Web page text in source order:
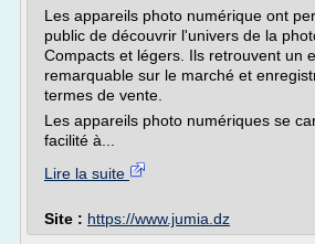
Les appareils photo numérique ont
public de découvrir l'univers de la
Compacts et légers. Ils retrouvent un
remarquable sur le marché et
termes de vente.
Les appareils photo numériques se
facilité à...
Lire la suite
Site : https://www.jumia.dz